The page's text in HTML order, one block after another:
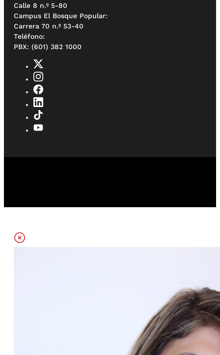
Calle 8 n.º 5-80
Campus El Bosque Popular:
Carrera 70 n.º 53-40
Teléfono:
PBX: (601) 382 1000